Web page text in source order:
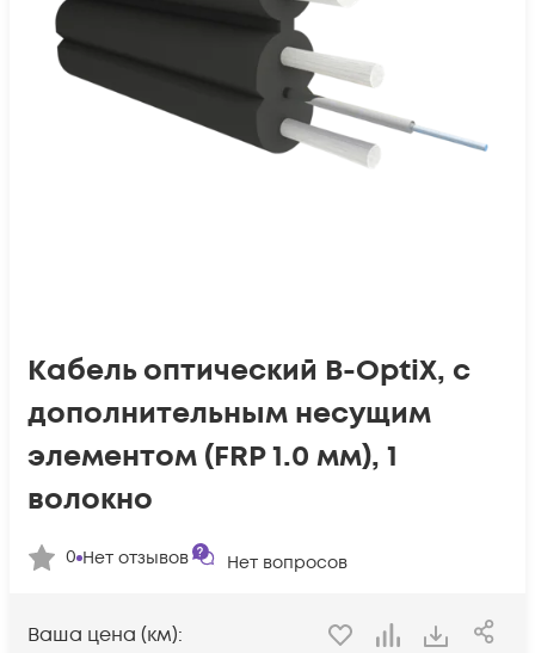
Кабель оптический B-OptiX, с
дополнительным несущим
элементом (FRP 1.0 мм), 1
волокно
0 Нет отзывов Нет вопросов
Ваша цена (км):